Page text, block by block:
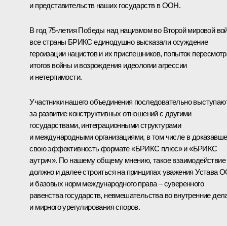
и представительств наших государств в ООН.
В год 75-летия Победы над нацизмом во Второй мировой
все страны БРИКС единодушно высказали осуждение
героизации нацистов и их приспешников, попыток
итогов войны и возрождения идеологии агрессии
и нетерпимости.
Участники нашего объединения последовательно
за развитие конструктивных отношений с другими
государствами, интеграционными структурами
и международными организациями, в том числе в
свою эффективность формате «БРИКС плюс» и «БРИКС
аутрич». По нашему общему мнению, такое взаимодействие
должно и далее строиться на принципах уважения Устава
и базовых норм международного права – суверенного
равенства государств, невмешательства во внутренние
и мирного урегулирования споров.